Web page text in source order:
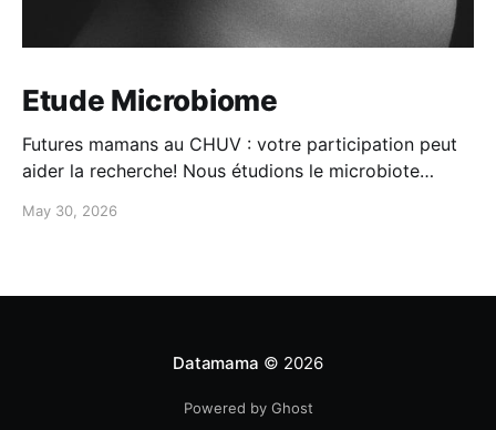
Etude Microbiome
Futures mamans au CHUV : votre participation peut
aider la recherche! Nous étudions le microbiote
questionnaires + prélèvements -100CHF de
May 30, 2026
Datamama © 2026
Powered by Ghost